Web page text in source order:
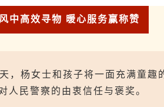
中高效寻物 暖心服务赢称赞
，杨女士和孩子将一面充满童
人民警察的由衷信任与褒奖。